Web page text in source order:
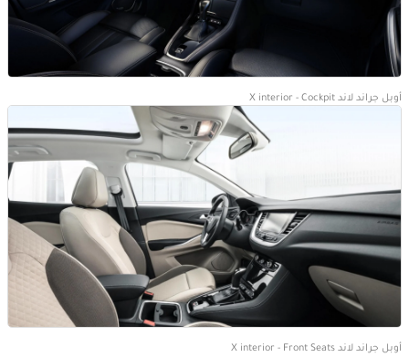
أوبل جراند لاند X interior - Cockpit
أوبل جراند لاند X interior - Front Seats